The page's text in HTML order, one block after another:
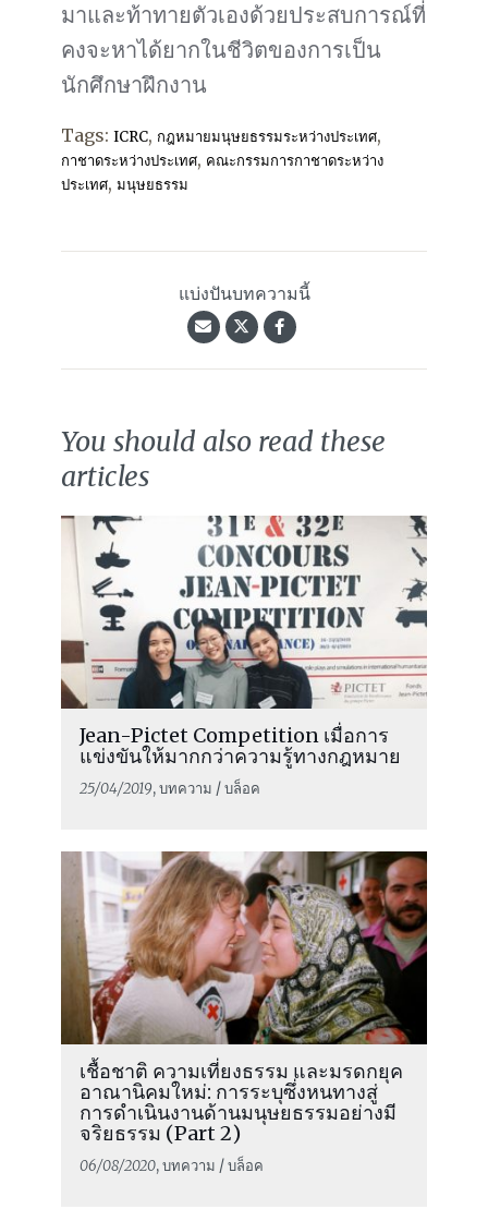
มาและท้าทายตัวเองด้วยประสบการณ์ที่
คงจะหาได้ยากในชีวิตของการเป็น
นักศึกษาฝึกงาน
Tags: ICRC, กฎหมายมนุษยธรรมระหว่างประเทศ,
กาชาดระหว่างประเทศ, คณะกรรมการกาชาดระหว่าง
ประเทศ, มนุษยธรรม
แบ่งปันบทความนี้
You should also read these
articles
Jean-Pictet Competition เมื่อการ
แข่งขันให้มากกว่าความรู้ทางกฎหมาย
25/04/2019, บทความ / บล็อค
เชื้อชาติ ความเที่ยงธรรม และมรดกยุค
อาณานิคมใหม่: การระบุซึ่งหนทางสู่
การดำเนินงานด้านมนุษยธรรมอย่างมี
จริยธรรม (Part 2)
06/08/2020, บทความ / บล็อค